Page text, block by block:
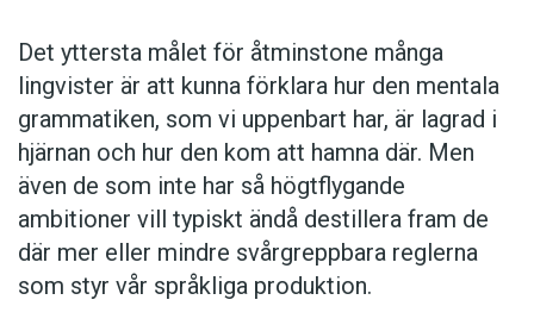
Det yttersta målet för åtminstone många
lingvister är att kunna förklara hur den mentala
grammatiken, som vi uppenbart har, är lagrad i
hjärnan och hur den kom att hamna där. Men
även de som inte har så högtflygande
ambitioner vill typiskt ändå destillera fram de
där mer eller mindre svårgreppbara reglerna
som styr vår språkliga produktion.